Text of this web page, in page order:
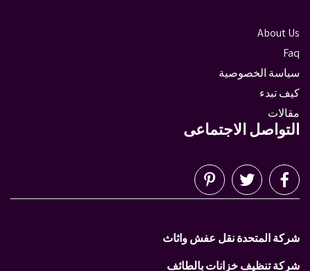
About Us
Faq
سياسة الخصوصية
كيف تبدء
مقالات
التواصل الاجتماعى
شركة المتحدة نقل عفش واثاث
شركة تنظيف خزانات بالطائف